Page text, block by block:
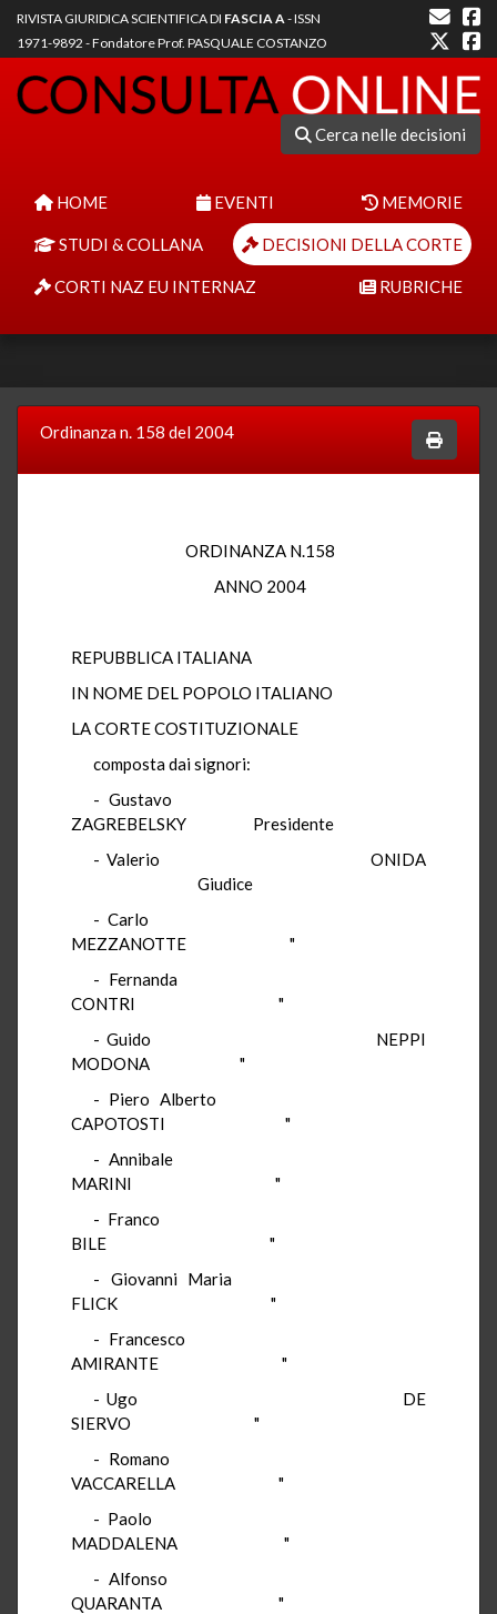
RIVISTA GIURIDICA SCIENTIFICA DI FASCIA A- ISSN
1971-9892 - Fondatore Prof. PASQUALE COSTANZO
Cerca nelle decisioni
HOME EVENTI MEMORIE
STUDI & COLLANA DECISIONI DELLA CORTE
CORTI NAZ EU INTERNAZ RUBRICHE
Ordinanza n. 158 del 2004
ORDINANZA N.158
ANNO 2004
REPUBBLICA ITALIANA
IN NOME DEL POPOLO ITALIANO
LA CORTE COSTITUZIONALE
composta dai signori:
- Gustavo
ZAGREBELSKY Presidente
- Valerio ONIDA
Giudice
- Carlo
MEZZANOTTE "
- Fernanda
CONTRI "
- Guido NEPPI
MODONA "
- Piero Alberto
CAPOTOSTI "
- Annibale
MARINI "
- Franco
BILE "
- Giovanni Maria
FLICK "
- Francesco
AMIRANTE "
- Ugo DE
SIERVO "
- Romano
VACCARELLA "
- Paolo
MADDALENA "
- Alfonso
QUARANTA "